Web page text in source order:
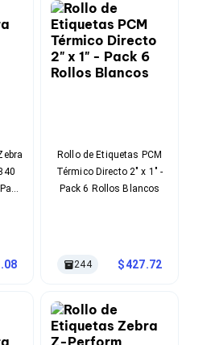
Rollo de Etiquetas PCM
Térmico Directo 2" x 1" -
Pack 6 Rollos Blancos
244 427.72